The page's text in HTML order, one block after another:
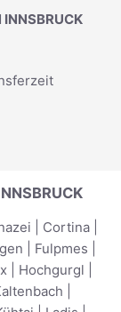
INNSBRUCK
Cortina|
Fulpmes
Hochgurgl